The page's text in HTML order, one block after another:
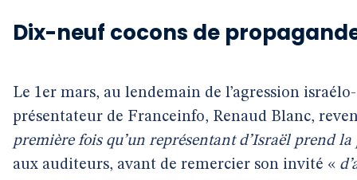
Dix-neuf cocons de
Le 1er mars, au lendemain de l’agression
présentateur de Franceinfo, Renaud Blanc,
première fois qu’un représentant d’Israël prend
aux auditeurs, avant de remercier son invité «